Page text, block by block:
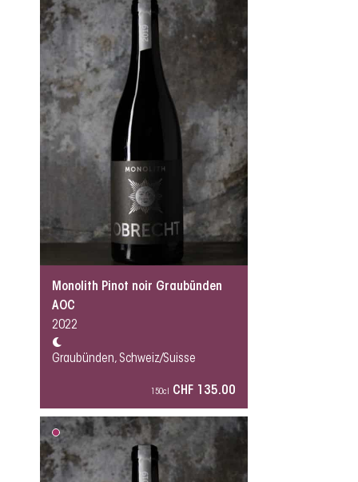
Monolith Pinot noir Graubünden
AOC
2022
Graubünden, Schweiz/Suisse
150cl CHF 135.00